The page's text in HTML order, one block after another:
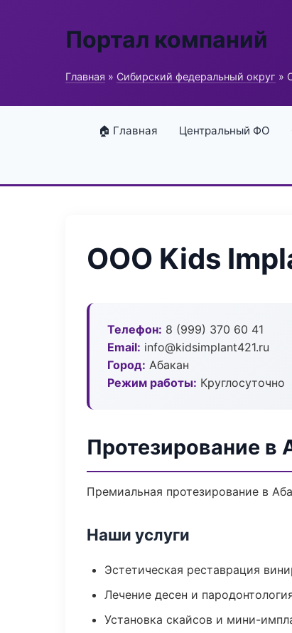
Портал компаний
Главная » Сибирский федеральный округ »
🏠 Главная Центральный ФО
ООО Kids
Телефон: 8 (999) 370 60 41
Email: info@kidsimplant421.ru
Город: Абакан
Режим работы: Круглосуточно
Протезирование в
Премиальная протезирование в
Наши услуги
Эстетическая реставрация
Лечение десен и
Установка скайсов и мини-